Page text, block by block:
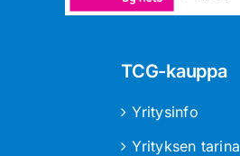
TCG-kauppa
Yritysinfo
Yrityksen tarina